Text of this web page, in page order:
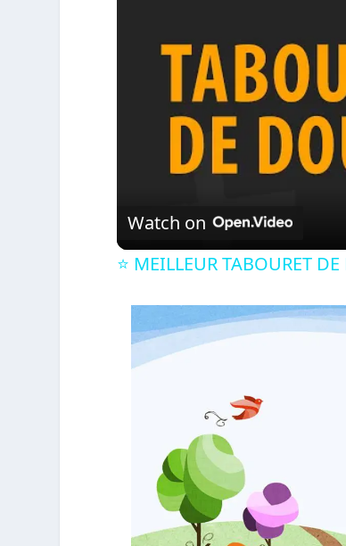
Watch on
⭐️ MEILLEUR TABOURET